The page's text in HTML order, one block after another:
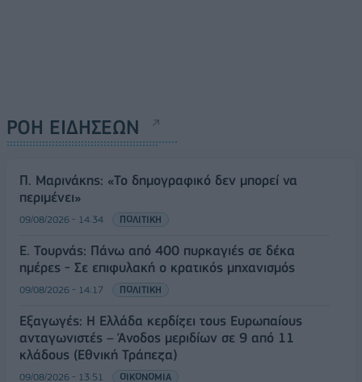
ΡΟΗ ΕΙΔΗΣΕΩΝ
Π. Μαρινάκης: «Το δημογραφικό δεν μπορεί να
περιμένει»
09/08/2026 - 14:34 ΠΟΛΙΤΙΚΗ
Ε. Τουρνάς: Πάνω από 400 πυρκαγιές σε δέκα
ημέρες - Σε επιφυλακή ο κρατικός μηχανισμός
09/08/2026 - 14:17 ΠΟΛΙΤΙΚΗ
Εξαγωγές: Η Ελλάδα κερδίζει τους Ευρωπαίους
ανταγωνιστές – Άνοδος μεριδίων σε 9 από 11
κλάδους (Εθνική Τράπεζα)
09/08/2026 - 13:51 ΟΙΚΟΝΟΜΙΑ